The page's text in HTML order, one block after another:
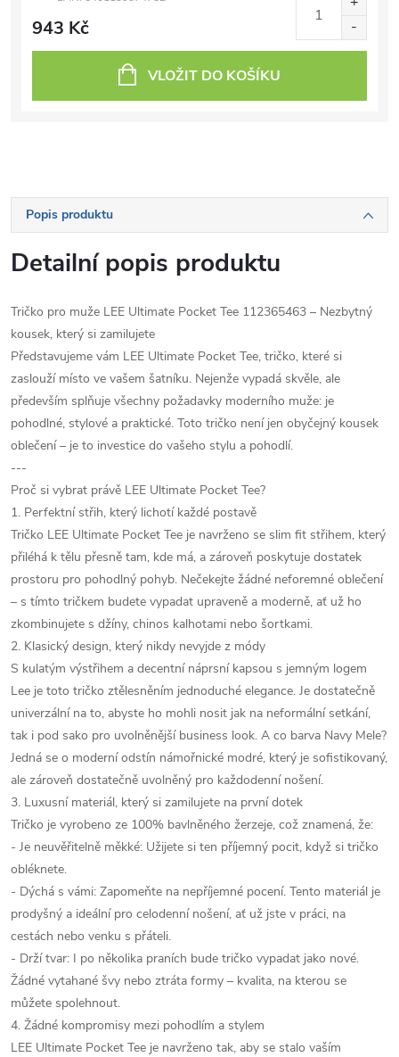
943 Kč
VLOŽIT DO KOŠÍKU
Popis produktu
Detailní popis produktu
Tričko pro muže LEE Ultimate Pocket Tee 112365463 – Nezbytný
kousek, který si zamilujete
Představujeme vám LEE Ultimate Pocket Tee, tričko, které si
zaslouží místo ve vašem šatníku. Nejenže vypadá skvěle, ale
především splňuje všechny požadavky moderního muže: je
pohodlné, stylové a praktické. Toto tričko není jen obyčejný kousek
oblečení – je to investice do vašeho stylu a pohodlí.
---
Proč si vybrat právě LEE Ultimate Pocket Tee?
1. Perfektní střih, který lichotí každé postavě
Tričko LEE Ultimate Pocket Tee je navrženo se slim fit střihem, který
přiléhá k tělu přesně tam, kde má, a zároveň poskytuje dostatek
prostoru pro pohodlný pohyb. Nečekejte žádné neforemné oblečení
– s tímto tričkem budete vypadat upraveně a moderně, ať už ho
zkombinujete s džíny, chinos kalhotami nebo šortkami.
2. Klasický design, který nikdy nevyjde z módy
S kulatým výstřihem a decentní náprsní kapsou s jemným logem
Lee je toto tričko ztělesněním jednoduché elegance. Je dostatečně
univerzální na to, abyste ho mohli nosit jak na neformální setkání,
tak i pod sako pro uvolněnější business look. A co barva Navy Mele?
Jedná se o moderní odstín námořnické modré, který je sofistikovaný,
ale zároveň dostatečně uvolněný pro každodenní nošení.
3. Luxusní materiál, který si zamilujete na první dotek
Tričko je vyrobeno ze 100% bavlněného žerzeje, což znamená, že:
- Je neuvěřitelně měkké: Užijete si ten příjemný pocit, když si tričko
obléknete.
- Dýchá s vámi: Zapomeňte na nepříjemné pocení. Tento materiál je
prodyšný a ideální pro celodenní nošení, ať už jste v práci, na
cestách nebo venku s přáteli.
- Drží tvar: I po několika praních bude tričko vypadat jako nové.
Žádné vytahané švy nebo ztráta formy – kvalita, na kterou se
můžete spolehnout.
4. Žádné kompromisy mezi pohodlím a stylem
LEE Ultimate Pocket Tee je navrženo tak, aby se stalo vaším